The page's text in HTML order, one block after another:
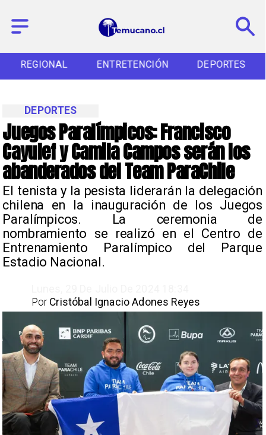
REGIONAL ENTRETENCIÓN DEPORTES
Juegos Paralímpicos: Francisco
Cayulef y Camila Campos serán los
abanderados del Team ParaChile
El tenista y la pesista liderarán la delegación
chilena en la inauguración de los Juegos
Paralímpicos. La ceremonia de
nombramiento se realizó en el Centro de
Entrenamiento Paralímpico del Parque
Estadio Nacional.
DEPORTES
Cristóbal Ignacio Adones Reyes
Por